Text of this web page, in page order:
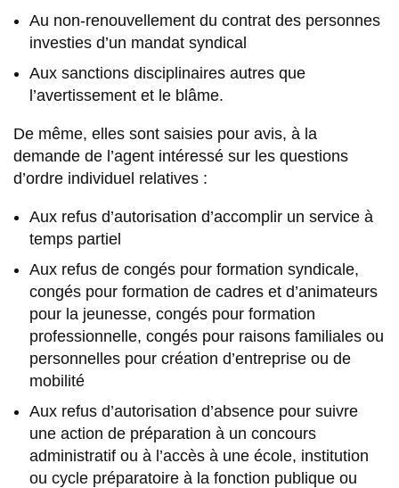
Au non-renouvellement du contrat des personnes
investies d’un mandat syndical
Aux sanctions disciplinaires autres que
l’avertissement et le blâme.
De même, elles sont saisies pour avis, à la
demande de l’agent intéressé sur les questions
d’ordre individuel relatives :
Aux refus d’autorisation d’accomplir un service à
temps partiel
Aux refus de congés pour formation syndicale,
congés pour formation de cadres et d’animateurs
pour la jeunesse, congés pour formation
professionnelle, congés pour raisons familiales ou
personnelles pour création d’entreprise ou de
mobilité
Aux refus d’autorisation d’absence pour suivre
une action de préparation à un concours
administratif ou à l’accès à une école, institution
ou cycle préparatoire à la fonction publique ou